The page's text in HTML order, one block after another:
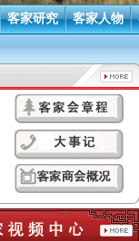
客家研究 客家人物